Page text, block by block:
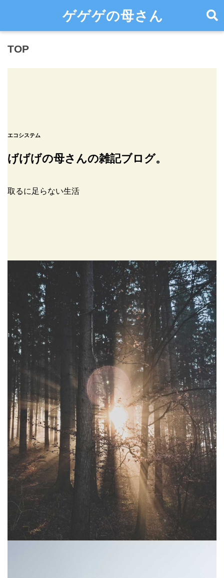
ゲゲゲの母さん
TOP
エコシステム
げげげの母さんの雑記ブログ。
取るに足らない生活